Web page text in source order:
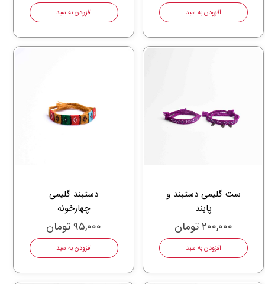
افزودن به سبد افزودن به سبد
ست گلیمی دستبند و
پابند
۲۰۰,۰۰۰ تومان
افزودن به سبد
دستبند گلیمی
چهارخونه
۹۵,۰۰۰ تومان
افزودن به سبد